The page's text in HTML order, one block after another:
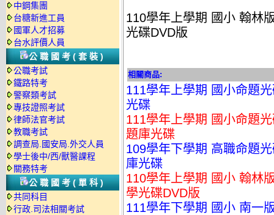
中鋼集團
台糖新進工員
國軍人才招募
台水評價人員
公職國考(套裝)
公職考試
鐵路特考
警察類考試
專技證照考試
律師法官考試
教職考試
調查局.國安局.外交人員
學士後中/西/獸醫課程
關務特考
公職國考(單科)
共同科目
行政.司法相關考試
110學年上學期 國小 翰林
光碟DVD版
相關商品:
111學年上學期 國小命題
光碟
111學年上學期 國小命題
題庫光碟
109學年下學期 高職命題
庫光碟
110學年上學期 國小 翰林
學光碟DVD版
111學年下學期 國小 南一